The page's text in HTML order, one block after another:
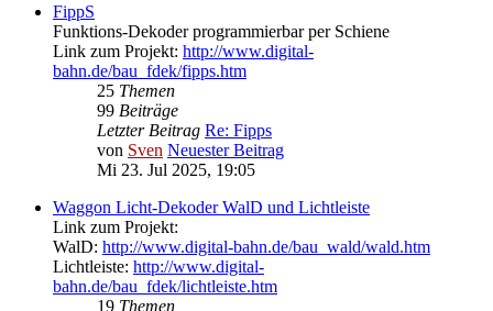
FippS
Funktions-Dekoder programmierbar per Schiene
Link zum Projekt: http://www.digital-
bahn.de/bau_fdek/fipps.htm
25 Themen
99 Beiträge
Letzter Beitrag Re: Fipps
von Sven Neuester Beitrag
Mi 23. Jul 2025, 19:05
Waggon Licht-Dekoder WalD und Lichtleiste
Link zum Projekt:
WalD: http://www.digital-bahn.de/bau_wald/wald.htm
Lichtleiste: http://www.digital-
bahn.de/bau_fdek/lichtleiste.htm
19 Themen